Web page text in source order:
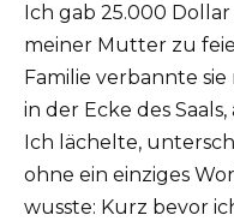
Ich gab 25.000
meiner Mutter zu
Familie verbannte
in der Ecke des
Ich lächelte,
ohne ein einziges
wusste: Kurz bevor